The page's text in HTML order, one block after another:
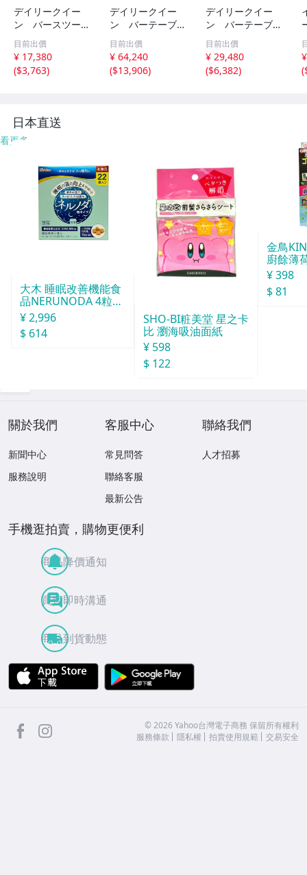
デイリークイー
ン バースツー
ル 単品 ※沖
縄・離島は配送不
可 ■ アメリカン
雑貨 アメリカ雑
目前出價
¥ 17,380
($3,763)
デイリークイー
ン バーテーブ
ル ＆ バースツ
ール2脚 （3点
セット） ※沖
縄・離島は配送不
目前出價
¥ 64,240
($13,906)
デイリークイー
ン バーテーブ
ル 単品 ※沖
縄・離島は配送不
可 ■ アメリカン
雑貨 アメリカ雑
目前出價
¥ 29,480
($6,382)
(
日本直送
看更多
大木 睡眠改善機能食
品NERUNODA 4粒22
袋
¥ 2,996
$ 614
SHO-BI粧美堂 星之卡
比 瀏海吸油面紙
¥ 598
$ 122
金鳥
廚餘薄
30天分
¥ 398
$ 81
關於我們
新聞中心
服務說明
客服中心
常見問答
聯絡客服
最新公告
聯絡我們
人才招募
手機逛拍賣，購物更便利
商品降價通知
買賣即時溝通
商品到貨動態
APP Store
facebook ©2026 Yahoo台灣電子商務 保留所有權利
服務條款
隱私權 拍賣使用規範 交易安全